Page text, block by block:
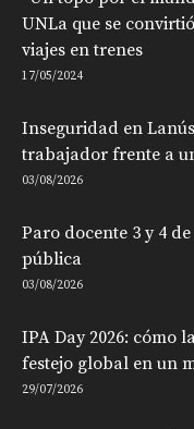
UNLa que se
viajes en trenes
17/05/2024
Inseguridad en
trabajador frente a
03/08/2026
Paro docente 3 y 4
pública
03/08/2026
IPA Day 2026: cómo
festejo global en un
29/07/2026